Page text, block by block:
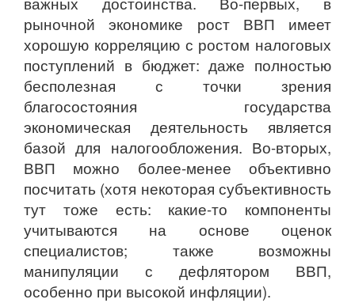
рыночной экономике рост ВВП имеет
хорошую корреляцию с ростом налоговых
поступлений в бюджет: даже полностью
бесполезная с точки зрения
благосостояния государства
экономическая деятельность является
базой для налогообложения. Во-вторых,
ВВП можно более-менее объективно
посчитать (хотя некоторая субъективность
тут тоже есть: какие-то компоненты
учитываются на основе оценок
специалистов; также возможны
манипуляции с дефлятором ВВП,
особенно при высокой инфляции).